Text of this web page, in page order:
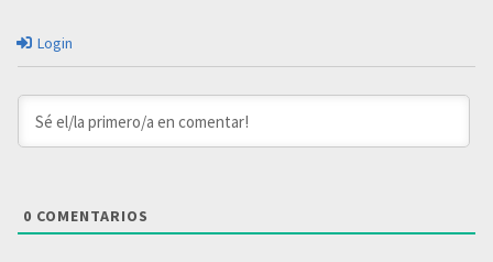
Login
0 COMENTARIOS